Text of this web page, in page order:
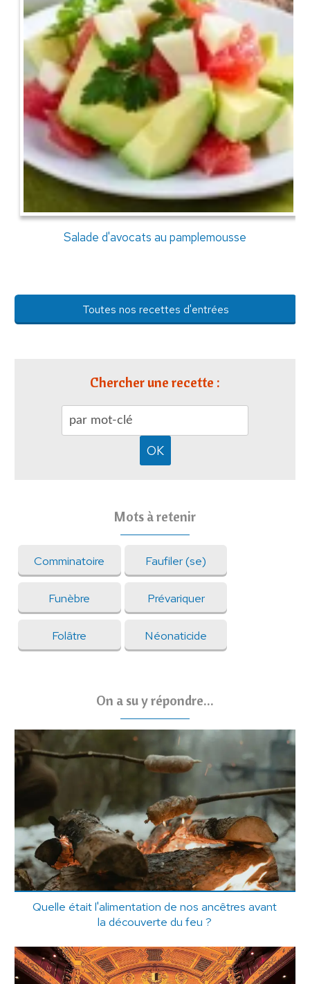
Salade d'avocats au pamplemousse
Toutes nos recettes d'entrées
Chercher une recette :
Mots à retenir
Comminatoire Faufiler (se)
Funèbre Prévariquer
Folâtre Néonaticide
On a su y répondre...
Quelle était l'alimentation de nos ancêtres avant
la découverte du feu ?